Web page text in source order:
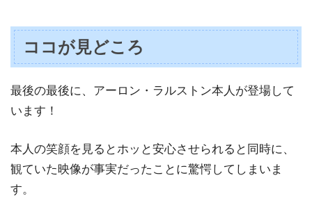
ココが見どころ
最後の最後に、アーロン・ラルストン本人が登場して
います！
本人の笑顔を見るとホッと安心させられると同時に、
観ていた映像が事実だったことに驚愕してしまいま
す。